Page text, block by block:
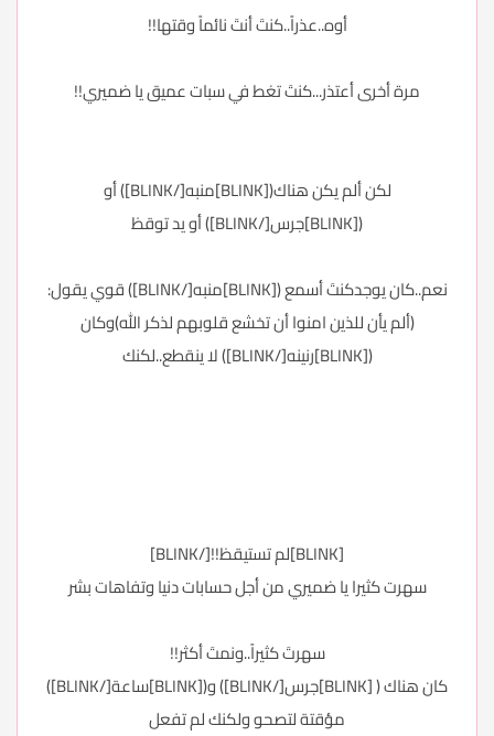
أوه..عذراً..كنتَ أنتَ نائماً وقتها!!
مرة أخرى أعتذر...كنتَ تغط في سبات عميق يا ضميري!!
لكن ألم يكن هناك([BLINK]منبه[/BLINK]) أو
([BLINK]جرس[/BLINK]) أو يد توقظ
نعم..كان يوجدكنتَ أسمع ([BLINK]منبه[/BLINK]) قوي يقول:
(ألم يأن للذين امنوا أن تخشع قلوبهم لذكر الله)وكان
([BLINK]رنينه[/BLINK]) لا ينقطع..لكنك
[BLINK]لم تستيقظ!![/BLINK]
سهرت كثيرا يا ضميري من أجل حسابات دنيا وتفاهات بشر
سهرتَ كثيراً..ونمتَ أكثر!!
كان هناك ( [BLINK]جرس[/BLINK]) و([BLINK]ساعة[/BLINK])
مؤقتة لتصحو ولكنك لم تفعل